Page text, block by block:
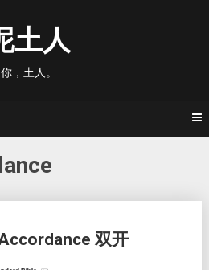
土人
你，土人。
双开